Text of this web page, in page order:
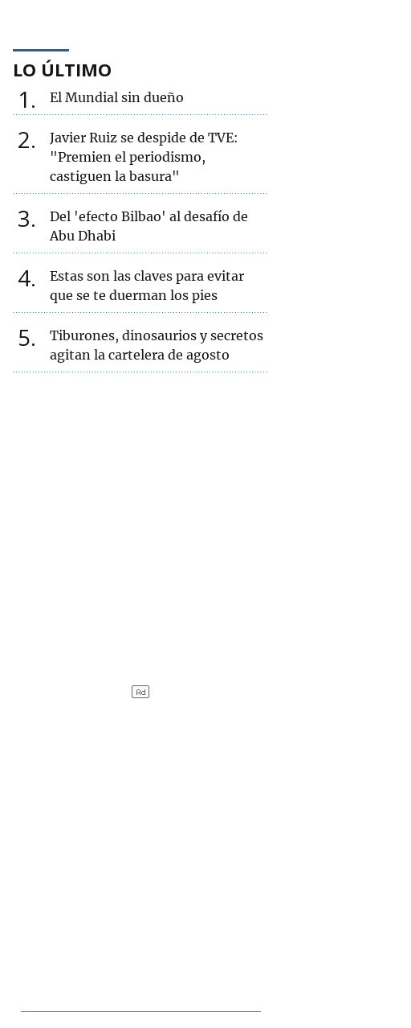
LO ÚLTIMO
1 El Mundial sin dueño
2
Javier Ruiz se despide de TVE:
"Premien el periodismo,
castiguen la basura"
3
Del 'efecto Bilbao' al desafío de
Abu Dhabi
4
Estas son las claves para evitar
que se te duerman los pies
5
Tiburones, dinosaurios y secretos
agitan la cartelera de agosto